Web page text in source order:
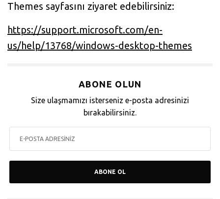
Themes sayfasını ziyaret edebilirsiniz:
https://support.microsoft.com/en-
us/help/13768/windows-desktop-themes
ABONE OLUN
Size ulaşmamızı isterseniz e-posta adresinizi
bırakabilirsiniz.
ABONE OL